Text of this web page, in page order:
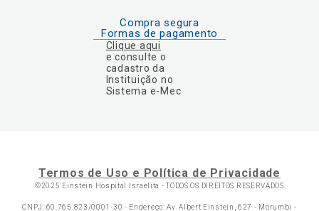
Compra segura
Formas de pagamento
Clique aqui
e consulte o
cadastro da
Instituição no
Sistema e-Mec
Termos de Uso e Política de Privacidade
©2025 Einstein Hospital Israelita -TODOS OS DIREITOS RESERVADOS
CNPJ: 60.765.823/0001-30 - Endereço: Av. Albert Einstein, 627 - Morumbi -